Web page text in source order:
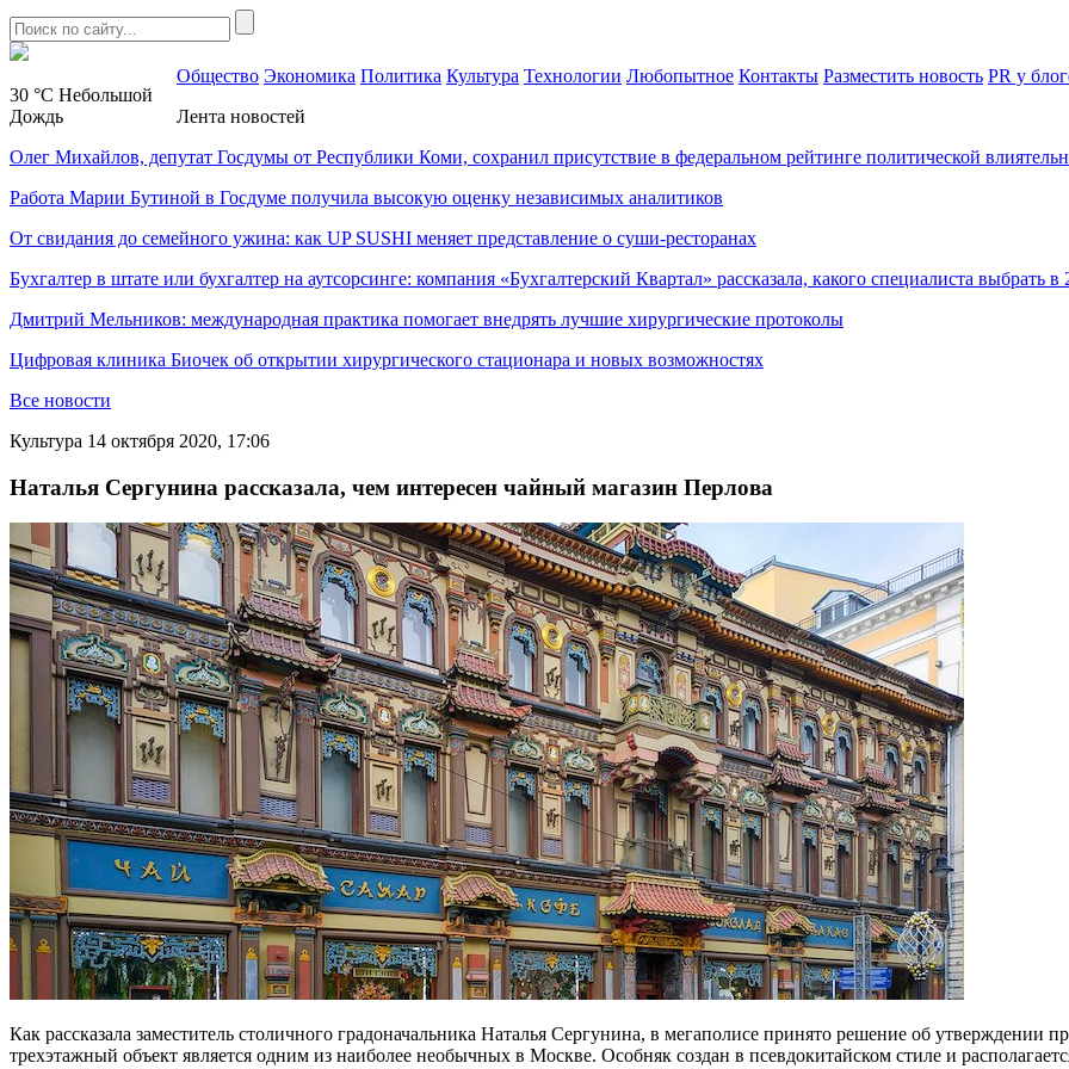
30 °C Небольшой
Дождь
Общество Экономика Политика Культура Технологии Любопытное Контакты Разместить новость PR у
Лента новостей
Олег Михайлов, депутат Госдумы от Республики Коми, сохранил присутствие в федеральном рейтинге политической
Работа Марии Бутиной в Госдуме получила высокую оценку независимых аналитиков
От свидания до семейного ужина: как UP SUSHI меняет представление о суши-ресторанах
Бухгалтер в штате или бухгалтер на аутсорсинге: компания «Бухгалтерский Квартал» рассказала, какого специалиста выбрать в
Дмитрий Мельников: международная практика помогает внедрять лучшие хирургические протоколы
Цифровая клиника Биочек об открытии хирургического стационара и новых возможностях
Все новости
Культура 14 октября 2020, 17:06
Наталья Сергунина рассказала, чем интересен чайный магазин Перлова
Как рассказала заместитель столичного градоначальника Наталья Сергунина, в мегаполисе принято решение об утверждении
трехэтажный объект является одним из наиболее необычных в Москве. Особняк создан в псевдокитайском стиле и